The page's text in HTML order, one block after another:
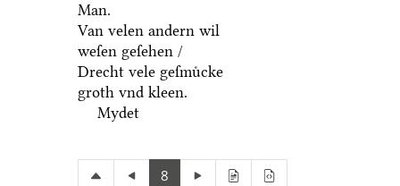
Man.
Van velen andern wil
weſen geſehen /
Drecht vele geſmuͤcke
groth vnd kleen.
Mydet
8